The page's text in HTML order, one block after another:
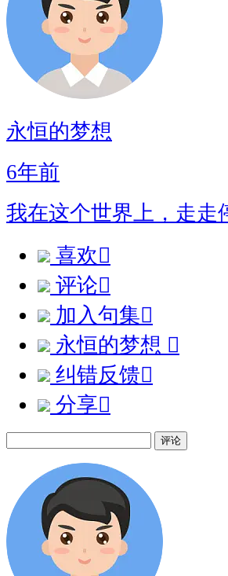
永恒的梦想
6年前
我在这个世界上，走走
喜欢
评论
加入句集
永恒的梦想 
纠错反馈
分享
评论